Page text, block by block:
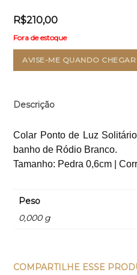
R$210,00
Fora de estoque
AVISE-ME QUANDO CHEGAR
Descrição
Colar Ponto de Luz
banho de Ródio Branco.
Tamanho: Pedra 0,6cm |
Peso
0,000 g
COMPARTILHE ESSE